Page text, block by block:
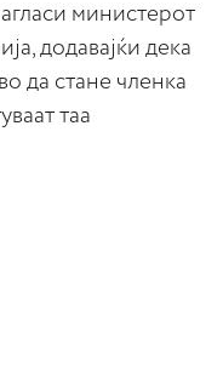
министерот
додавајќи дека
да стане членка
таа